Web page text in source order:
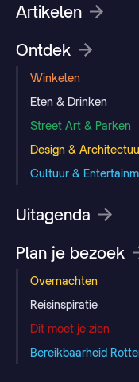
Artikelen
Ontdek
Winkelen
Eten & Drinken
Street Art & Parken
Design &
Cultuur &
Uitagenda
Plan je bezoek
Overnachten
Reisinspiratie
Dit moet je zien
Bereikbaarheid